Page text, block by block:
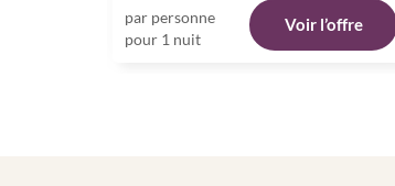
par personne
pour 1 nuit
Voir l’offre